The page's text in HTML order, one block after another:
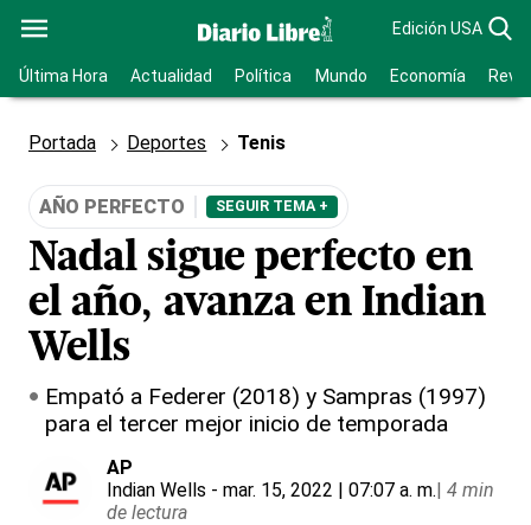
Edición USA
Última Hora Actualidad Política Mundo Economía
Portada Deportes Tenis
AÑO PERFECTO SEGUIR TEMA +
Nadal sigue perfecto en
el año, avanza en Indian
Wells
Empató a Federer (2018) y Sampras (1997)
para el tercer mejor inicio de temporada
AP
Indian Wells - mar. 15, 2022 | 07:07 a. m.| 4 min
de lectura